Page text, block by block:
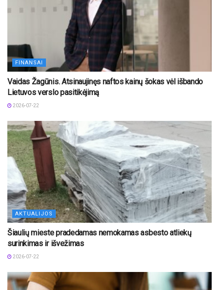
FINANSAI
Vaidas Žagūnis. Atsinaujinęs naftos kainų šokas vėl išbando
Lietuvos verslo pasitikėjimą
2026-07-22
AKTUALIJOS
Šiaulių mieste pradedamas nemokamas asbesto atliekų
surinkimas ir išvežimas
2026-07-22